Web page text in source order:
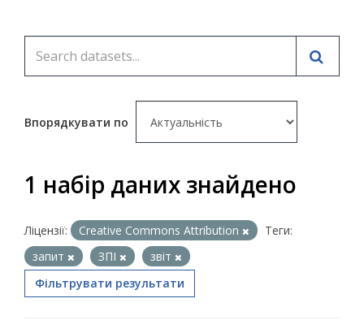
Впорядкувати по
1 набір даних знайдено
Ліцензії: Creative Commons Attribution
Теги:
запит
ЗПІ
звіт
Фільтрувати результати